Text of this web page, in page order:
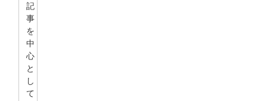
記
事
を
中
心
と
し
て